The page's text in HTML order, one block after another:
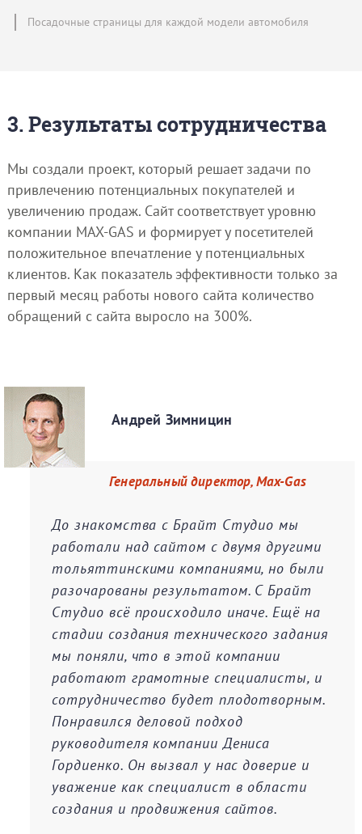
Посадочные страницы для каждой модели автомобиля
3. Результаты сотрудничества
Мы создали проект, который решает задачи по
привлечению потенциальных покупателей и
увеличению продаж. Сайт соответствует уровню
компании MAX-GAS и формирует у посетителей
положительное впечатление у потенциальных
клиентов. Как показатель эффективности только за
первый месяц работы нового сайта количество
обращений с сайта выросло на 300%.
Андрей Зимницин
Генеральный директор, Max-Gas
До знакомства с Брайт Студио мы
работали над сайтом с двумя другими
тольяттинскими компаниями, но были
разочарованы результатом. С Брайт
Студио всё происходило иначе. Eщё на
стадии создания технического задания
мы поняли, что в этой компании
работают грамотные специалисты, и
сотрудничество будет плодотворным.
Понравился деловой подход
руководителя компании Дениса
Гордиенко. Он вызвал у нас доверие и
уважение как специалист в области
создания и продвижения сайтов.